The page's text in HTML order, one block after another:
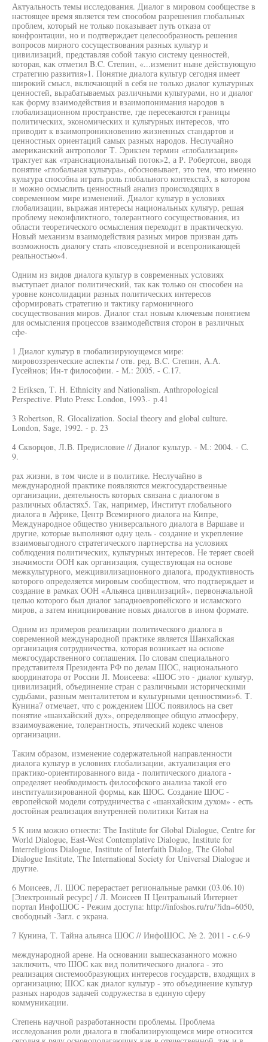
Актуальность темы исследования. Диалог в мировом сообществе в
настоящее время является тем способом разрешения глобальных
проблем, который не только показывает путь отказа от
конфронтации, но и подтверждает целесообразность решения
вопросов мирного сосуществования разных культур и
цивилизаций, представляя собой такую систему ценностей,
которая, как отметил B.C. Степин, «...изменит ныне действующую
стратегию развития»1. Понятие диалога культур сегодня имеет
широкий смысл, включающий в себя не только диалог культурных
ценностей, вырабатываемых различными культурами, но и диалог
как форму взаимодействия и взаимопонимания народов в
глобализационном пространстве, где пересекаются границы
политических, экономических и культурных интересов, что
приводит к взаимопроникновению жизненных стандартов и
ценностных ориентаций самых разных народов. Неслучайно
американский антрополог Т. Эрикзен термин «глобализация»
трактует как «транснациональный поток»2, а Р. Робертсон, вводя
понятие «глобальная культура», обосновывает, это тем, что именно
культура способна играть роль глобального контекста3, в котором
и можно осмыслить ценностный анализ происходящих в
современном мире изменений. Диалог культур в условиях
глобализации, выражая интересы национальных культур, решая
проблему неконфликтного, толерантного сосуществования, из
области теоретического осмысления переходит в практическую.
Новый механизм взаимодействия разных миров призван дать
возможность диалогу стать «повседневной и всепроникающей
реальностью»4.
Одним из видов диалога культур в современных условиях
выступает диалог политический, так как только он способен на
уровне консолидации разных политических интересов
сформировать стратегию и тактику гармоничного
сосуществования миров. Диалог стал новым ключевым понятием
для осмысления процессов взаимодействия сторон в различных
сфе-
1 Диалог культур в глобализируюущемся мире:
мировоззренческие аспекты / отв. ред. B.C. Степин, А.А.
Гусейнов; Ин-т философии. - М.: 2005. - С.17.
2 Eriksen, Т. Н. Ethnicity and Nationalism. Anthropological
Perspective. Pluto Press: London, 1993.- p.41
3 Robertson, R. Glocalization. Social theory and global culture.
London, Sage, 1992. - p. 23
4 Скворцов, Л.В. Предисловие // Диалог культур. - М.: 2004. - С.
9.
pax жизни, в том числе и в политике. Неслучайно в
международной практике появляются межгосударственные
организации, деятельность которых связана с диалогом в
различных областях5. Так, например, Институт глобального
диалога в Африке, Центр Всемирного диалога на Кипре,
Международное общество универсального диалога в Варшаве и
другие, которые выполняют одну цель - создание и укрепление
взаимовыгодного стратегического партнерства на условиях
соблюдения политических, культурных интересов. Не теряет своей
значимости ООН как организация, существующая на основе
межкультурного, межцивилизационного диалога, продуктивность
которого определяется мировым сообществом, что подтверждает и
создание в рамках ООН «Альянса цивилизаций», первоначальной
целью которого был диалог западноевропейского и исламского
миров, а затем инициирование новых диалогов в ином формате.
Одним из примеров реализации политического диалога в
современной международной практике является Шанхайская
организация сотрудничества, которая возникает на основе
межгосударственного соглашения. По словам специального
представителя Президента РФ по делам ШОС, национального
координатора от России JI. Моисеева: «ШОС это - диалог культур,
цивилизаций, объединение стран с различными историческими
судьбами, разным менталитетом и культурными ценностями»6. Т.
Кунина7 отмечает, что с рождением ШОС появилось на свет
понятие «шанхайский дух», определяющее общую атмосферу,
взаимоуважение, толерантность, этический кодекс членов
организации.
Таким образом, изменение содержательной направленности
диалога культур в условиях глобализации, актуализация его
практико-ориентированного вида - политического диалога -
определяет необходимость философского анализа такой его
институализированной формы, как ШОС. Создание ШОС -
европейской модели сотрудничества с «шанхайским духом» - есть
достойная реализация внутренней политики Китая на
5 К ним можно отнести: The Institute for Global Dialogue, Centre for
World Dialogue, East-West Contemplative Dialogue, Institute for
Interreligious Dialogue, Institute of Interfaith Dialog, The Global
Dialogue Institute, The International Society for Universal Dialogue и
другие.
6 Моисеев, Л. ШОС перерастает региональные рамки (03.06.10)
[Электронный ресурс] / Л. Моисеев II Центральный Интернет
портал ИнфоШОС - Режим доступа: http://infoshos.ru/ru/?idn=6050,
свободный -Загл. с экрана.
7 Кунина, Т. Тайна альянса ШОС // ИнфоШОС. № 2. 2011 - с.6-9
международной арене. На основании вышесказанного можно
заключить, что ШОС как вид политического диалога - это
реализация системообразующих интересов государств, входящих в
организацию; ШОС как диалог культур - это объединение культур
разных народов задачей содружества в единую сферу
коммуникации.
Степень научной разработанности проблемы. Проблема
исследования роли диалога в глобализирующемся мире относится